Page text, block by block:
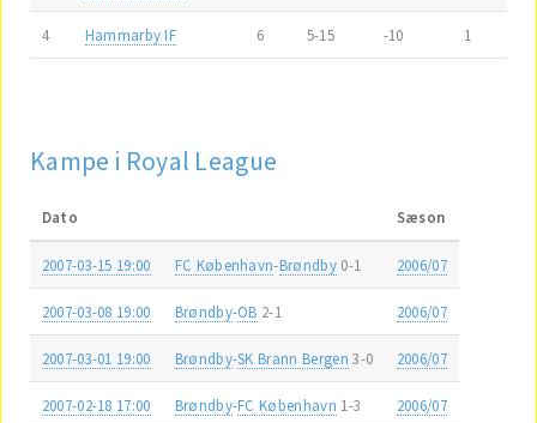
4 Hammarby IF 6 5-15 -10 1
Kampe i Royal League
Dato Sæson
2007-03-15 19:00 FC København-Brøndby 0-1 2006/07
2007-03-08 19:00 Brøndby-OB 2-1 2006/07
2007-03-01 19:00 Brøndby-SK Brann Bergen 3-0 2006/07
2007-02-18 17:00 Brøndby-FC København 1-3 2006/07